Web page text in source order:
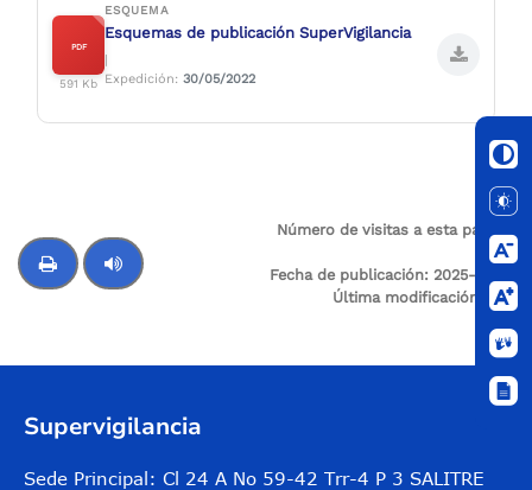
PDF
591 Kb
ESQUEMA
Esquemas de publicación SuperVigilancia
|
Expedición: 30/05/2022
Número de visitas a esta página:
94
Fecha de publicación: 2025-12-20
Última modificación:
N/A
Supervigilancia
Sede Principal: Cl 24 A No 59-42 Trr-4 P 3 SALITRE